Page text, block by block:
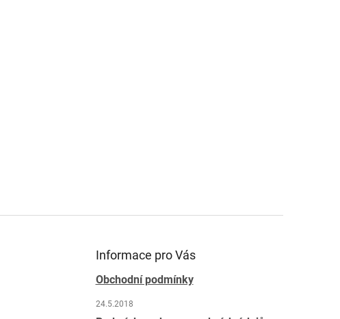
Informace pro Vás
Obchodní podmínky
24.5.2018